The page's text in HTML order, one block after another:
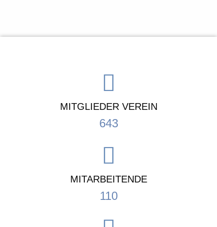
MITGLIEDER VEREIN
643
MITARBEITENDE
110